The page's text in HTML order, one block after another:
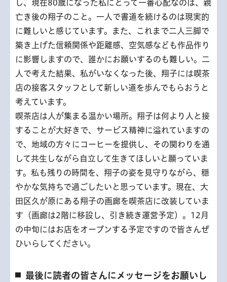
し、現在80歳になった私にとって一番心配なのは、親
亡き後の翔子のこと。一人で書道を続けるのは現実的
に難しいと感じています。また、これまで二人三脚で
築き上げた信頼関係や距離感、空気感なども作品作り
に影響しますので、誰かにお願いするのも難しい。二
人で考えた結果、私がいなくなった後、翔子には喫茶
店の接客スタッフとして新しい道を歩んでもらおうと
考えています。
喫茶店は人が集まる温かい場所。翔子は何より人と接
することが大好きで、サービス精神に溢れていますの
で、地域の方々にコーヒーを提供し、その関わりを通
して共生しながら自立して生きてほしいと願っていま
す。私も残りの時間を、翔子の姿を見守りながら、穏
やかな気持ちで過ごしたいと思っています。現在、大
田区久が原にある翔子の画廊を喫茶店に改装していま
す（画廊は2階に移設し、引き続き運営予定）。12月
の中旬にはお店をオープンする予定ですので皆さんぜ
ひいらしてください。
最後に読者の皆さんにメッセージをお願いし